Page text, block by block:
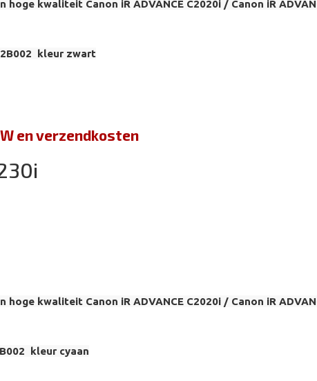
kwaliteit Canon iR ADVANCE C2020i / Canon iR
kleur zwart
en verzendkosten
kwaliteit Canon iR ADVANCE C2020i / Canon iR
kleur cyaan